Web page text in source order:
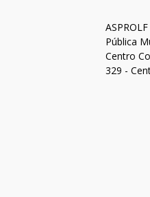
Pública
Centro
329 -